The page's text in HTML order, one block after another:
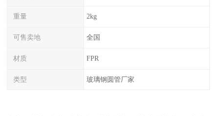
重量 2kg
可售卖地 全国
材质 FPR
类型 玻璃钢圆管厂家